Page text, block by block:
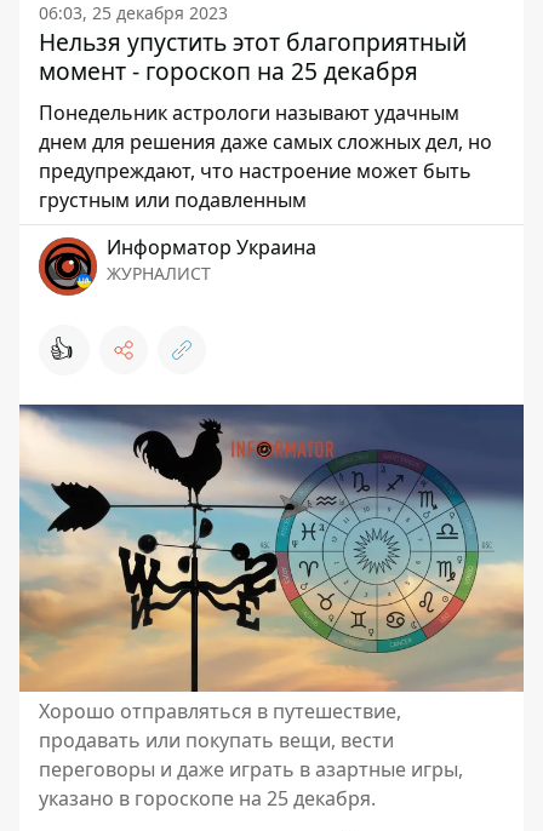
06:03, 25 декабря 2023
Нельзя упустить этот благоприятный
момент - гороскоп на 25 декабря
Понедельник астрологи называют удачным
днем ​​для решения даже самых сложных дел, но
предупреждают, что настроение может быть
грустным или подавленным
Информатор Украина
ЖУРНАЛИСТ
👍
Хорошо отправляться в путешествие,
продавать или покупать вещи, вести
переговоры и даже играть в азартные игры,
указано в гороскопе на 25 декабря.